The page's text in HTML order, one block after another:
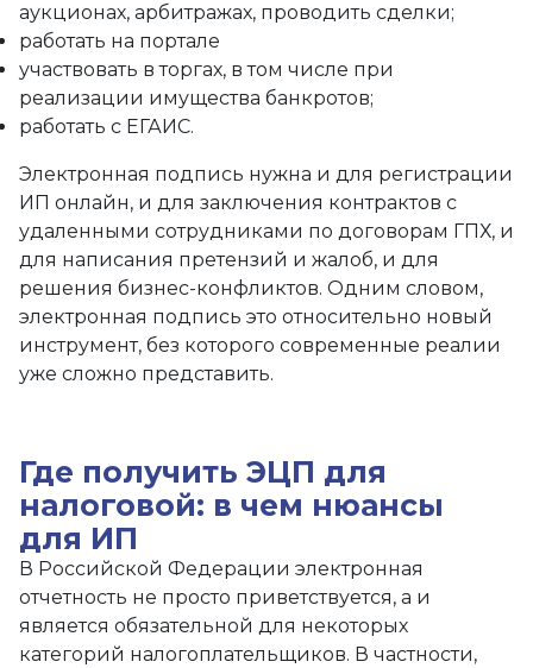
аукционах, арбитражах, проводить сделки;
работать на портале
участвовать в торгах, в том числе при
реализации имущества банкротов;
работать с ЕГАИС.
Электронная подпись нужна и для регистрации
ИП онлайн, и для заключения контрактов с
удаленными сотрудниками по договорам ГПХ, и
для написания претензий и жалоб, и для
решения бизнес-конфликтов. Одним словом,
электронная подпись это относительно новый
инструмент, без которого современные реалии
уже сложно представить.
Где получить ЭЦП для
налоговой: в чем нюансы
для ИП
В Российской Федерации электронная
отчетность не просто приветствуется, а и
является обязательной для некоторых
категорий налогоплательщиков. В частности,